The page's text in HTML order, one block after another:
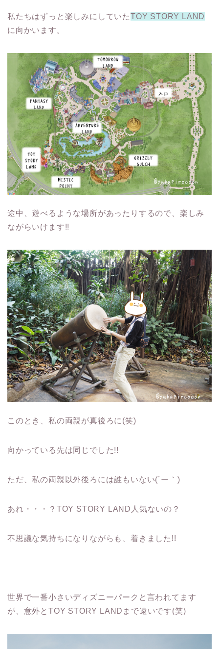
私たちはずっと楽しみにしていたTOY STORY LAND
に向かいます。
途中、遊べるような場所があったりするので、楽しみ
ながらいけます!!
このとき、私の両親が真後ろに(笑)
向かっている先は同じでした!!
ただ、私の両親以外後ろには誰もいない(´ー｀)
あれ・・・？TOY STORY LAND人気ないの？
不思議な気持ちになりながらも、着きました!!
世界で一番小さいディズニーパークと言われてます
が、意外とTOY STORY LANDまで遠いです(笑)